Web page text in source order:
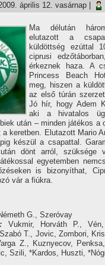
április 12. vasárnap
Ma délután
elutazott a
küldöttség ezúttal
ciprusi
érkeznek haza. A
Princess Beach
meg, hiszen a
az első túrán
Jó hí­r, hogy Adem
aki a hivatalos
után – minden játékos a
a keretben. Elutazott Mario
készül a csapattal.
dönt arról, szüksége
egyetemben
is bizonyí­that,
vár a fiúkra.
G., Szeróvay
Vukmir, Horváth P.,
T., Jovic, Zombori,
Z., Kuznyecov,
Szili, *Kardos, Huszti,